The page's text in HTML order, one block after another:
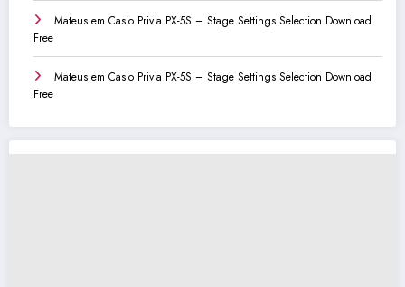
Mateus em Casio Privia PX-5S – Stage Settings Selection Download
Free
Mateus em Casio Privia PX-5S – Stage Settings Selection Download
Free